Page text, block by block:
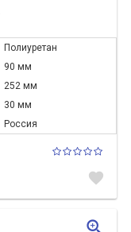
Полиуретан
90 мм
252 мм
30 мм
Россия
favorite
zoom_in